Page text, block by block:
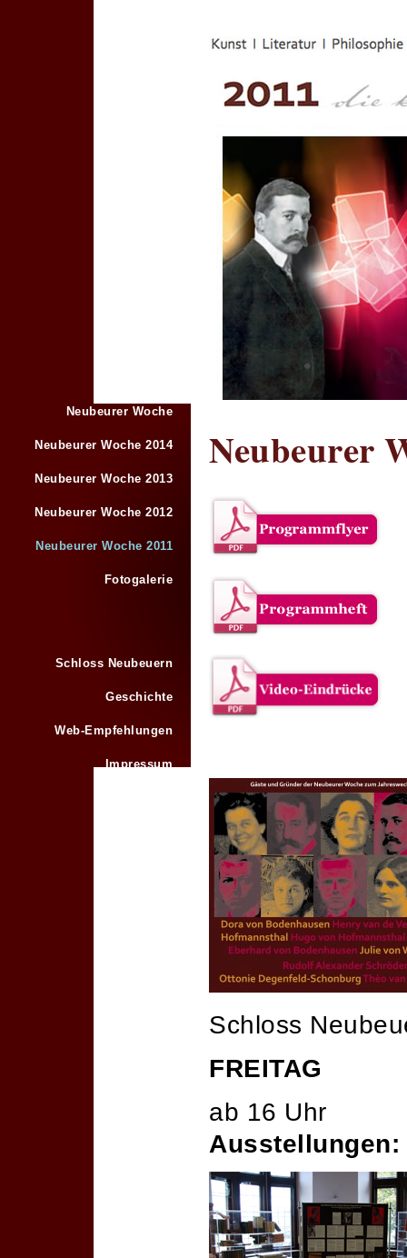
Neubeurer Woche
Neubeurer Woche 2014
Neubeurer Woche 2013
Neubeurer Woche 2012
Neubeurer Woche 2011
Fotogalerie
Schloss Neubeuern
Geschichte
Web-Empfehlungen
Impressum
Neubeurer
Schloss
FREITAG
ab 16 Uhr
Ausstellungen: